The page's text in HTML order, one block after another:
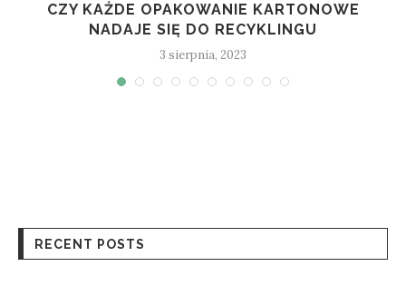
CZY KAŻDE OPAKOWANIE KARTONOWE
NADAJE SIĘ DO RECYKLINGU
3 sierpnia, 2023
RECENT POSTS